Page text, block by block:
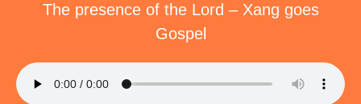
The presence of the Lord – Xang goes
Gospel